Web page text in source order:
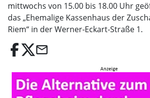
mittwochs von 15.00 bis 18.00 Uhr
das „Ehemalige Kassenhaus der
Riem“ in der Werner-Eckart-Straße 1.
email